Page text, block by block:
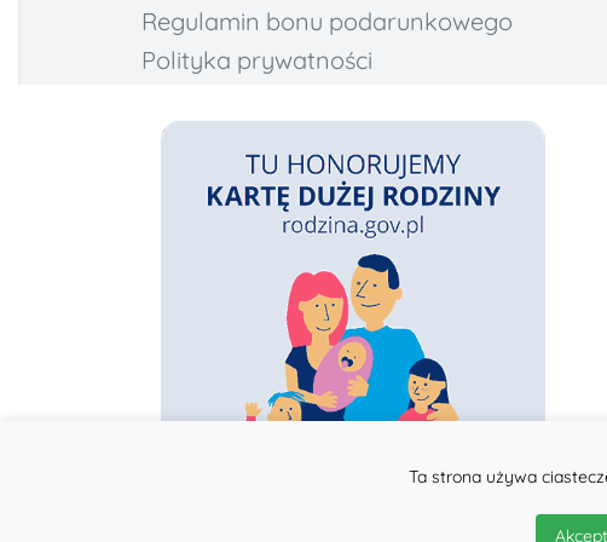
Regulamin bonu podarunkowego
Polityka prywatności
Ta strona używa